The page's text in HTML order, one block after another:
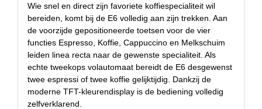
Wie snel en direct zijn favoriete koffiespecialiteit wil
bereiden, komt bij de E6 volledig aan zijn trekken. Aan
de voorzijde gepositioneerde toetsen voor de vier
functies Espresso, Koffie, Cappuccino en Melkschuim
leiden linea recta naar de gewenste specialiteit. Als
echte tweekops volautomaat bereidt de E6 desgewenst
twee espressi of twee koffie gelijktijdig. Dankzij de
moderne TFT-kleurendisplay is de bediening volledig
zelfverklarend.